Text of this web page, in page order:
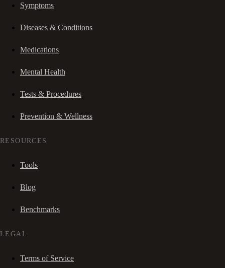
Symptoms
Diseases & Conditions
Medications
Mental Health
Tests & Procedures
Prevention & Wellness
RESOURCES
Tools
Blog
Benchmarks
LEGAL
Terms of Service